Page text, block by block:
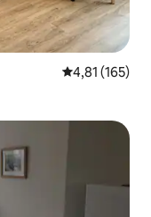
Évaluation
4,81 (165)